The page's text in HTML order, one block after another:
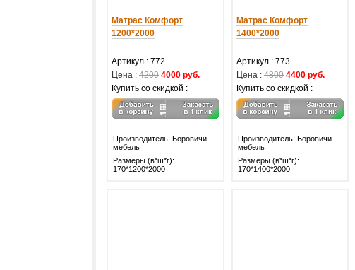
Матрас Комфорт
1200*2000
Артикул : 772
Цена : 4200 4000 руб.
Купить со скидкой :
Производитель: Боровичи
мебель
Размеры (в*ш*г):
170*1200*2000
Матрас Комфорт
1400*2000
Артикул : 773
Цена : 4800 4400 руб.
Купить со скидкой :
Производитель: Боровичи
мебель
Размеры (в*ш*г):
170*1400*2000